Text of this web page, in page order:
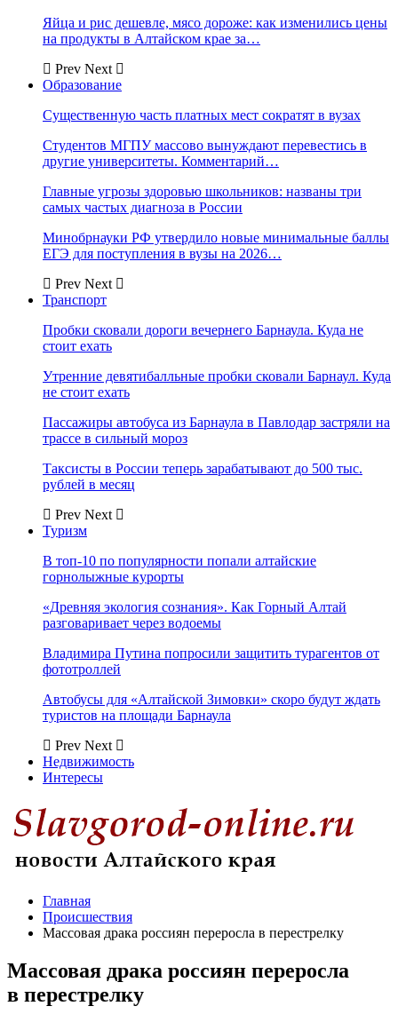
Яйца и рис дешевле, мясо дороже: как изменились цены
на продукты в Алтайском крае за…
Prev Next
Образование
Существенную часть платных мест сократят в вузах
Студентов МГПУ массово вынуждают перевестись в
другие университеты. Комментарий…
Главные угрозы здоровью школьников: названы три
самых частых диагноза в России
Минобрнауки РФ утвердило новые минимальные баллы
ЕГЭ для поступления в вузы на 2026…
Prev Next
Транспорт
Пробки сковали дороги вечернего Барнаула. Куда не
стоит ехать
Утренние девятибалльные пробки сковали Барнаул. Куда
не стоит ехать
Пассажиры автобуса из Барнаула в Павлодар застряли на
трассе в сильный мороз
Таксисты в России теперь зарабатывают до 500 тыс.
рублей в месяц
Prev Next
Туризм
В топ-10 по популярности попали алтайские
горнолыжные курорты
«Древняя экология сознания». Как Горный Алтай
разговаривает через водоемы
Владимира Путина попросили защитить турагентов от
фототроллей
Автобусы для «Алтайской Зимовки» скоро будут ждать
туристов на площади Барнаула
Prev Next
Недвижимость
Интересы
Главная
Происшествия
Массовая драка россиян переросла в перестрелку
Массовая драка россиян переросла
в перестрелку